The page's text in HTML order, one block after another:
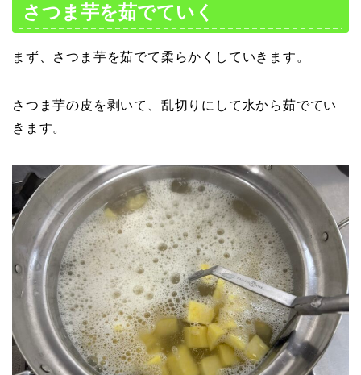
さつま芋を茹でていく
まず、さつま芋を茹でて柔らかくしていきます。
さつま芋の皮を剥いて、乱切りにして水から茹でてい
きます。